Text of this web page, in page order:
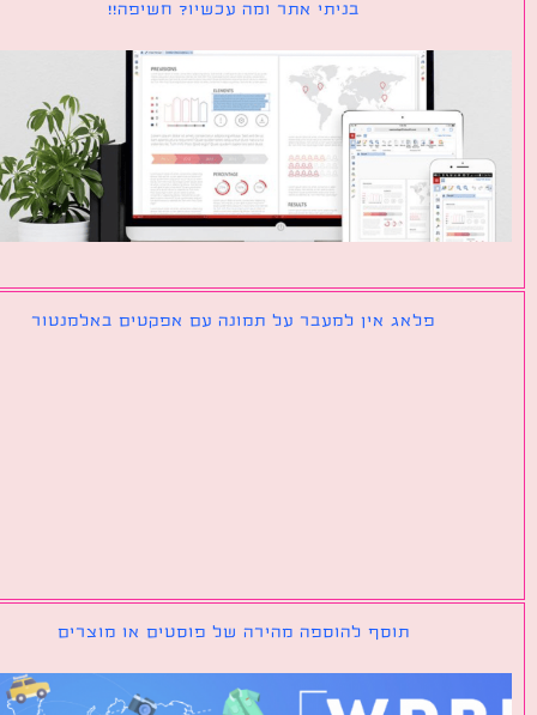
בניתי אתר ומה עכשיו? חשיפה!!
פלאג אין למעבר על תמונה עם אפקטים באלמנטור
תוסף להוספה מהירה של פוסטים או מוצרים